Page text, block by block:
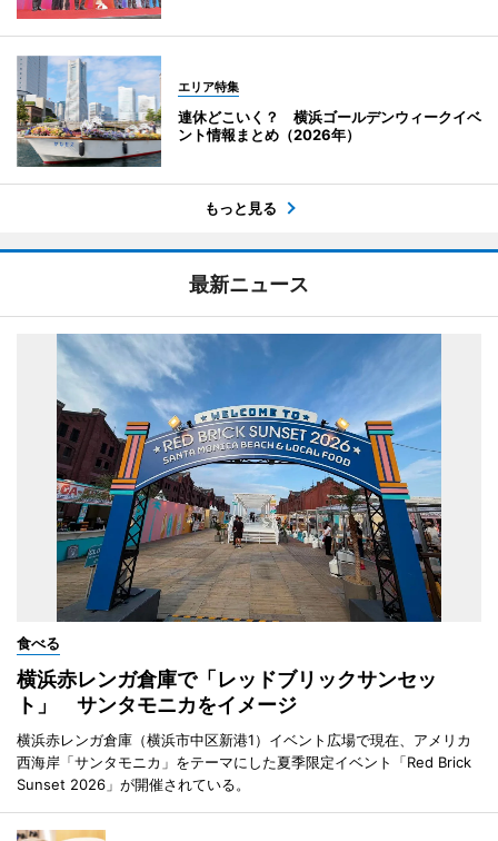
エリア特集
連休どこいく？ 横浜ゴールデンウィークイベ
ント情報まとめ（2026年）
もっと見る
最新ニュース
食べる
横浜赤レンガ倉庫で「レッドブリックサンセッ
ト」 サンタモニカをイメージ
横浜赤レンガ倉庫（横浜市中区新港1）イベント広場で現在、アメリカ
西海岸「サンタモニカ」をテーマにした夏季限定イベント「Red Brick
Sunset 2026」が開催されている。